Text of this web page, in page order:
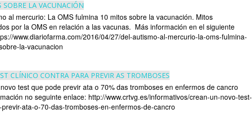
SOBRE LA VACUNACIÓN
al mercurio: La OMS fulmina 10 mitos sobre la vacunación. Mitos
por la OMS en relación a las vacunas. Más información en el siguiente
www.diariofarma.com/2016/04/27/del-autismo-al-mercurio-la-oms-fulmina-
la-vacunacion
CLÍNICO CONTRA PARA PREVIR AS TROMBOSES
test que pode previr ata o 70% das tromboses en enfermos de cancro
no seguinte enlace: http://www.crtvg.es/informativos/crean-un-novo-test-
ata-o-70-das-tromboses-en-enfermos-de-cancro